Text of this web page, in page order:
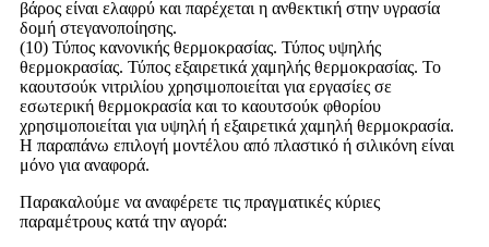
βάρος είναι ελαφρύ και παρέχεται η ανθεκτική στην υγρασία
δομή στεγανοποίησης.
(10) Τύπος κανονικής θερμοκρασίας. Τύπος υψηλής
θερμοκρασίας. Τύπος εξαιρετικά χαμηλής θερμοκρασίας. Το
καουτσούκ νιτριλίου χρησιμοποιείται για εργασίες σε
εσωτερική θερμοκρασία και το καουτσούκ φθορίου
χρησιμοποιείται για υψηλή ή εξαιρετικά χαμηλή θερμοκρασία.
Η παραπάνω επιλογή μοντέλου από πλαστικό ή σιλικόνη είναι
μόνο για αναφορά.
Παρακαλούμε να αναφέρετε τις πραγματικές κύριες
παραμέτρους κατά την αγορά: